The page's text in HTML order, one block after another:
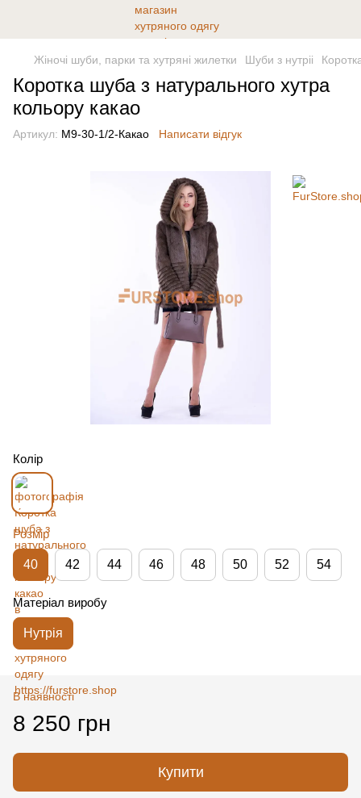
Жіночі шуби, парки та хутряні жилетки Шуби з нутріі
Коротка шуба з натурального хутра
кольору какао
Артикул: М9-30-1/2-Какао Написати відгук
Колір
Розмір
40 42 44 46 48 50 52 54
Матеріал виробу
Нутрія
В наявності
8 250 грн
Купити